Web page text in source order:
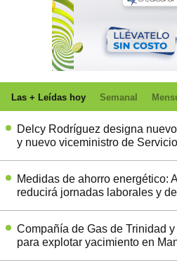
Las + Leídas hoy Semanal
Delcy Rodríguez designa
y nuevo viceministro de
Medidas de ahorro energético:
reducirá jornadas laborales y
Compañía de Gas de Trinidad
para explotar yacimiento en